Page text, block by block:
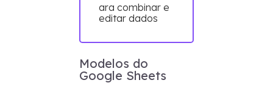
ara combinar e
editar dados
Modelos do
Google Sheets